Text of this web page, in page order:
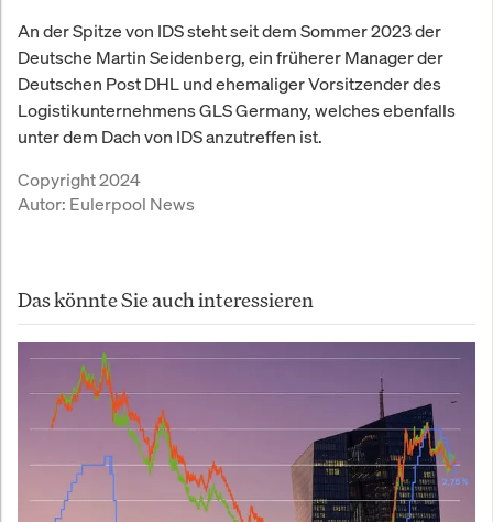
An der Spitze von IDS steht seit dem Sommer 2023 der
Deutsche Martin Seidenberg, ein früherer Manager der
Deutschen Post DHL und ehemaliger Vorsitzender des
Logistikunternehmens GLS Germany, welches ebenfalls
unter dem Dach von IDS anzutreffen ist.
Copyright 2024
Autor: Eulerpool News
Das könnte Sie auch interessieren